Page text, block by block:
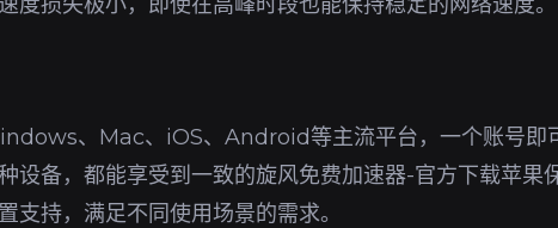
、Mac、iOS、Android等主流平台，一个账号即
设备，都能享受到一致的旋风免费加速器-官方下载苹果
支持，满足不同使用场景的需求。